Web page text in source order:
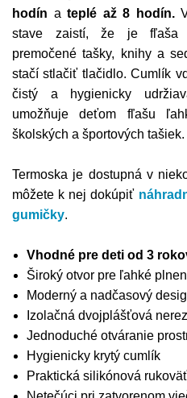
hodín ateplé až 8 hodín.
stave zaistí, že je fľaša
premočené tašky, knihy a
stačí stlačiť tlačidlo. Cumlík
čistý a hygienicky
umožňuje deťom fľašu
školských a športových tašiek.
Termoska je dostupná v
môžete k nej dokúpiť
gumičky.
Vhodné pre deti od 3
Široký otvor pre ľahké
Moderný a nadčasový
Izolačná dvojplášťová
Jednoduché otváranie
Hygienicky krytý cumlík
Praktická silikónová rukoväť